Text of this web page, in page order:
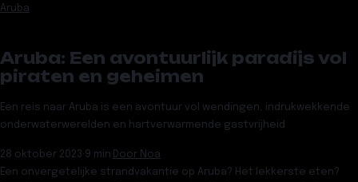
Aruba
Aruba: Een avontuurlijk paradijs vol
piraten en geheimen
Een reis naar Aruba is een avontuur vol wendingen, indrukwekkende
onderwaterwerelden en hartverwarmende gastvrijheid
28 oktober 2023·9 min·Door Noa
Een onvergetelijke strandvakantie op Aruba? Het lekkerste eten?